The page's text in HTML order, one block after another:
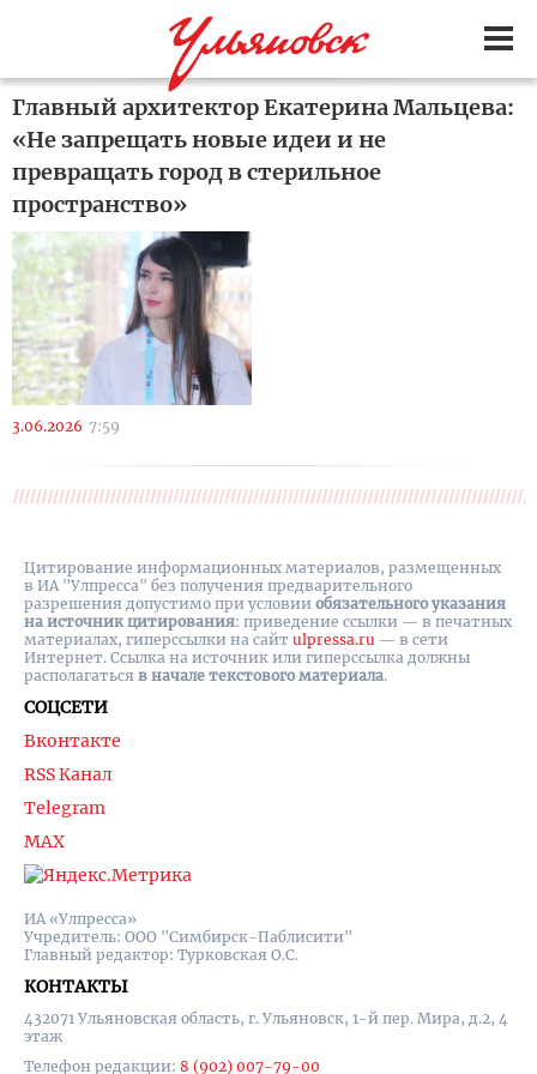
Главный архитектор Екатерина Мальцева:
«Не запрещать новые идеи и не
превращать город в стерильное
пространство»
3.06.2026 7:59
ИА «Улпресса»
Учредитель: ООО "Симбирск-Паблисити"
Главный редактор: Турковская О.С.
КОНТАКТЫ
432071 Ульяновская область, г. Ульяновск, 1-й пер. Мира, д.2, 4
этаж
Телефон редакции: 8 (902) 007-79-00
СОЦСЕТИ
Вконтакте
RSS Канал
Telegram
MAX
Цитирование информационных материалов, размещенных
в ИА "Улпресса" без получения предварительного
разрешения допустимо при условии обязательного указания
на источник цитирования: приведение ссылки — в печатных
материалах, гиперссылки на cайт ulpressa.ru — в сети
Интернет. Ссылка на источник или гиперссылка должны
располагаться в начале текстового материала.